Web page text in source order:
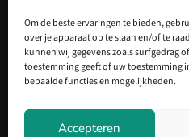
Om de beste ervaringen te bieden,
over je apparaat op te slaan en/of te
kunnen wij gegevens zoals surfgedrag
toestemming geeft of uw toestemming
bepaalde functies en mogelijkheden.
Accepteren
Nieuw
Aanbieding